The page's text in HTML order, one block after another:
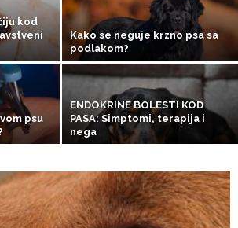
kod
Kako se neguje krzno psa sa
podlakom?
psu
ENDOKRINE BOLESTI KOD
PASA: Simptomi, terapija i
nega